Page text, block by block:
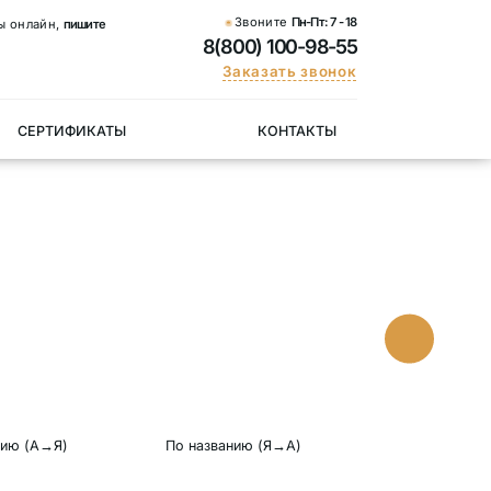
онлайн, пишите Звоните Пн-Пт:7 - 18
8(800) 100-98-55
Заказать звонок
СЕРТИФИКАТЫ КОНТАКТЫ
(А→Я) По названию (Я→А)